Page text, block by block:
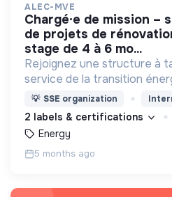
ALEC-MVE
chargé·e de mission – suivi et valorisation
de projets de
stage de 4 à 6 mo...
Rejoignez une structure à
service de la transition
territoire !
💡 SSE organization
2 labels & certifications
Energy
5 months ago